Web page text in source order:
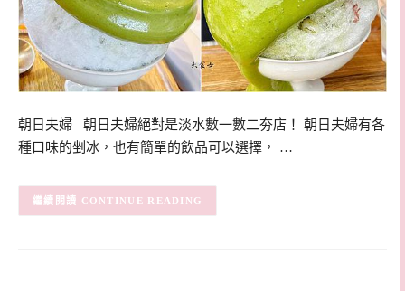
朝日夫婦 朝日夫婦絕對是淡水數一數二夯店！ 朝日夫婦有各
種口味的剉冰，也有簡單的飲品可以選擇， …
CONTINUE READING